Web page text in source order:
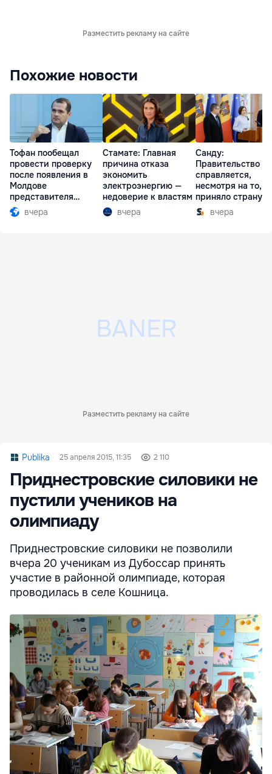
Разместить рекламу на сайте
Похожие новости
Тофан пообещал
провести проверку
после появления в
Молдове
представителя
Южной Осетии
вчера
Стамате: Главная
причина отказа
экономить
электроэнергию —
недоверие к властям
вчера
Санду:
Правительство
справляется,
несмотря на то,
приняло страну в
разгар кризиса
вчера
Разместить рекламу на сайте
Publika 25 апреля 2015, 11:35 2 110
Приднестровские силовики не
пустили учеников на
олимпиаду
Приднестровские силовики не позволили
вчера 20 ученикам из Дубоссар принять
участие в районной олимпиаде, которая
проводилась в селе Кошница.